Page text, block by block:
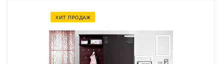
ХИТ ПРОДАЖ